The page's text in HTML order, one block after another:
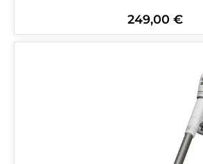
Regulärer Preis:
249,00 €